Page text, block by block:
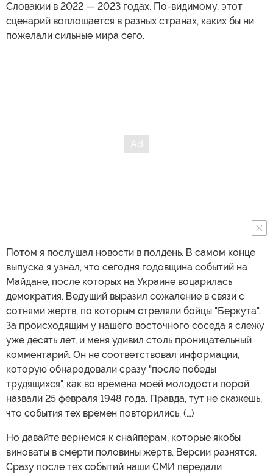
Словакии в 2022 — 2023 годах. По-видимому, этот
сценарий воплощается в разных странах, каких бы ни
пожелали сильные мира сего.
Потом я послушал новости в полдень. В самом конце
выпуска я узнал, что сегодня годовщина событий на
Майдане, после которых на Украине воцарилась
демократия. Ведущий выразил сожаление в связи с
сотнями жертв, по которым стреляли бойцы "Беркута".
За происходящим у нашего восточного соседа я слежу
уже десять лет, и меня удивил столь проницательный
комментарий. Он не соответствовал информации,
которую обнародовали сразу "после победы
трудящихся", как во времена моей молодости порой
назвали 25 февраля 1948 года. Правда, тут не скажешь,
что события тех времен повторились. (…)
Но давайте вернемся к снайперам, которые якобы
виноваты в смерти половины жертв. Версии разнятся.
Сразу после тех событий наши СМИ передали